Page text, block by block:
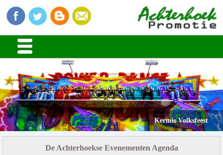
Kermis Volksfeest
De Achterhoekse Evenementen Agenda